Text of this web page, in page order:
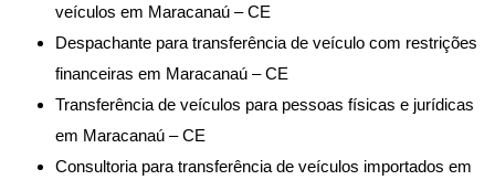
veículos em Maracanaú – CE
Despachante para transferência de veículo com restrições
financeiras em Maracanaú – CE
Transferência de veículos para pessoas físicas e jurídicas
em Maracanaú – CE
Consultoria para transferência de veículos importados em